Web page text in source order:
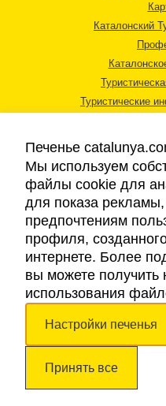
Каталонский
Туристические
Авторские права © 2026.
Печенье
Мы используем
файлы cookie для
для показа
предпочтениям
профиля,
интернете. Более
вы можете получить
использования
Настройки печенья
Принять все